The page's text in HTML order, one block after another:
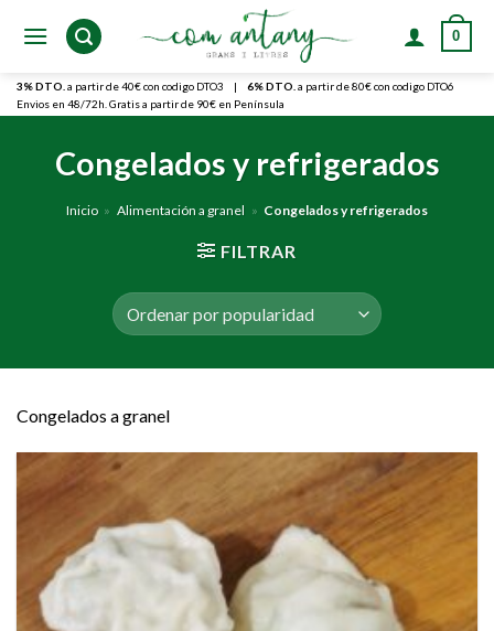
0
3% DTO. a partir de 40€ con codigo DTO3 | 6% DTO. a partir de 80€ con codigo DTO6
Envios en 48/72h. Gratis a partir de 90€ en Península
Congelados y refrigerados
Inicio » Alimentación a granel » Congelados y refrigerados
FILTRAR
Congelados a granel